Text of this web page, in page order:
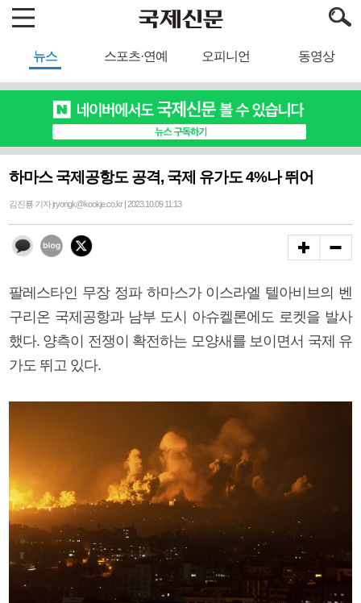
뉴스 스포츠·연예 오피니언 동영상
하마스 국제공항도 공격, 국제 유가도 4%나 뛰어
김진룡 기자 jryongk@kookje.co.kr | 2023.10.09 11:13
팔레스타인 무장 정파 하마스가 이스라엘 텔아비브의 벤
구리온 국제공항과 남부 도시 아슈켈론에도 로켓을 발사
했다. 양측이 전쟁이 확전하는 모양새를 보이면서 국제 유
가도 뛰고 있다.